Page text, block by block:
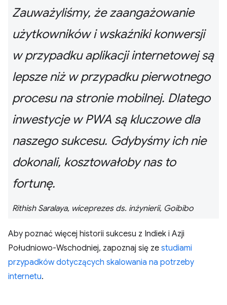
Zauważyliśmy, że zaangażowanie
użytkowników i wskaźniki konwersji
w przypadku aplikacji internetowej są
lepsze niż w przypadku pierwotnego
procesu na stronie mobilnej. Dlatego
inwestycje w PWA są kluczowe dla
naszego sukcesu. Gdybyśmy ich nie
dokonali, kosztowałoby nas to
fortunę.
Rithish Saralaya, wiceprezes ds. inżynierii, Goibibo
Aby poznać więcej historii sukcesu z Indiek i Azji
Południowo-Wschodniej, zapoznaj się ze studiami
przypadków dotyczących skalowania na potrzeby
internetu.